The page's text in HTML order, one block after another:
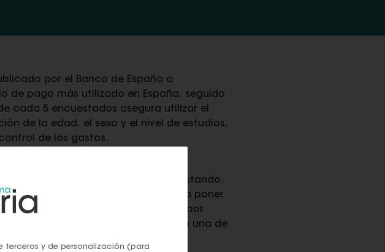
por el Banco de España a
de pago más utilizado en España, seguido
cada 5 encuestados asegura utilizar el
de la edad, el sexo y el nivel de estudios,
de los gastos.
cambiar de opinión a aquellos que
del dinero que están gastando.
de nuestra vida, se ha vuelto a poner
que consiste en dividir nuestro por
un sobre o tarro el nombre de cada una de
terceros y de personalización (para